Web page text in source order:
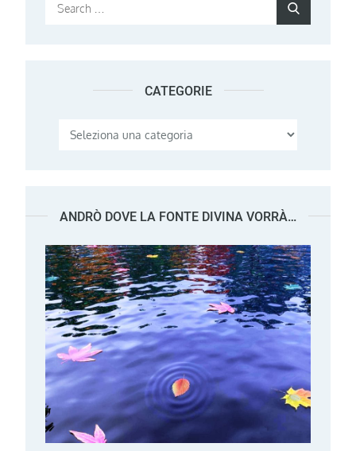
CATEGORIE
Categorie
ANDRÒ DOVE LA FONTE DIVINA VORRÀ…